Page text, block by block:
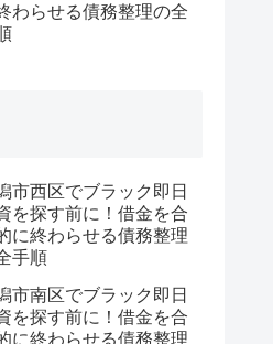
わらせる債務整理の全
市西区でブラック即日
を探す前に！借金を合
に終わらせる債務整理
手順
市南区でブラック即日
を探す前に！借金を合
に終わらせる債務整理